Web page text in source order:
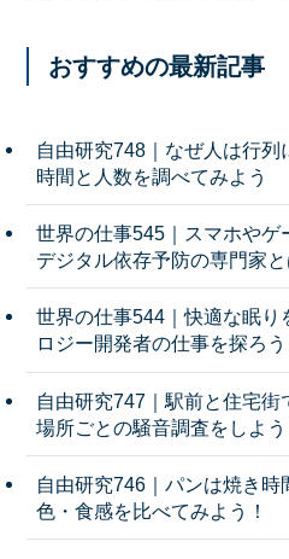
おすすめの最新記事
自由研究748｜なぜ人は行列
時間と人数を調べてみよう
世界の仕事545｜スマホやゲ
デジタル依存予防の専門家
世界の仕事544｜快適な眠り
ロジー開発者の仕事を探ろう
自由研究747｜駅前と住宅街
場所ごとの騒音調査をしよう
自由研究746｜パンは焼き時
色・食感を比べてみよう！